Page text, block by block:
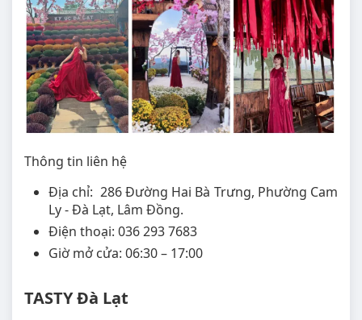
Thông tin liên hệ
Địa chỉ: 286 Đường Hai Bà Trưng, Phường Cam
Ly - Đà Lạt, Lâm Đồng.
Điện thoại: 036 293 7683
Giờ mở cửa: 06:30 – 17:00
TASTY Đà Lạt